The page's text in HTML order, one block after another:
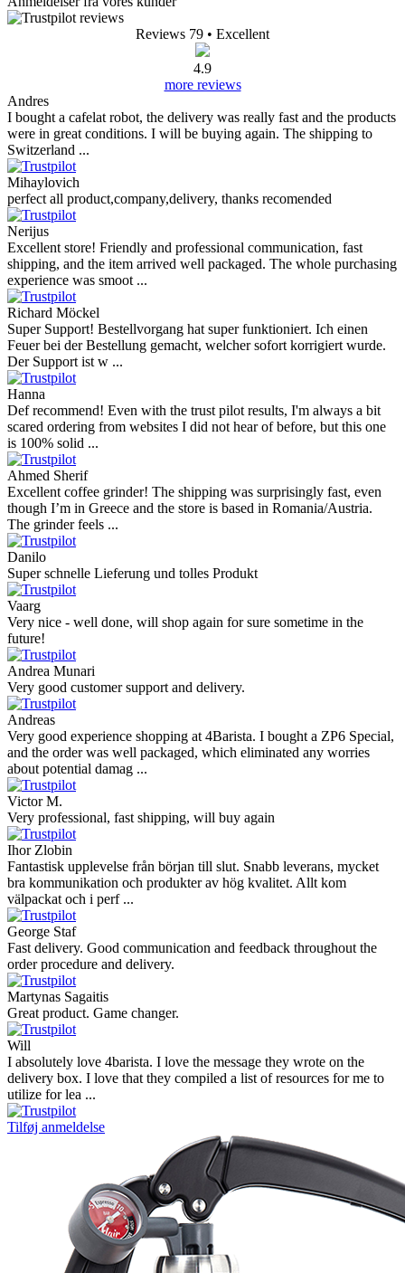
Reviews 79 • Excellent
4.9
more reviews
Andres
I bought a cafelat robot, the delivery was really fast and the products
were in great conditions. I will be buying again. The shipping to
Switzerland ...
Mihaylovich
perfect all product,company,delivery, thanks recomended
Nerijus
Excellent store! Friendly and professional communication, fast
shipping, and the item arrived well packaged. The whole purchasing
experience was smoot ...
Richard Möckel
Super Support! Bestellvorgang hat super funktioniert. Ich einen
Feuer bei der Bestellung gemacht, welcher sofort korrigiert wurde.
Der Support ist w ...
Hanna
Def recommend! Even with the trust pilot results, I'm always a bit
scared ordering from websites I did not hear of before, but this one
is 100% solid ...
Ahmed Sherif
Excellent coffee grinder! The shipping was surprisingly fast, even
though I’m in Greece and the store is based in Romania/Austria.
The grinder feels ...
Danilo
Super schnelle Lieferung und tolles Produkt
Vaarg
Very nice - well done, will shop again for sure sometime in the
future!
Andrea Munari
Very good customer support and delivery.
Andreas
Very good experience shopping at 4Barista. I bought a ZP6 Special,
and the order was well packaged, which eliminated any worries
about potential damag ...
Victor M.
Very professional, fast shipping, will buy again
Ihor Zlobin
Fantastisk upplevelse från början till slut. Snabb leverans, mycket
bra kommunikation och produkter av hög kvalitet. Allt kom
välpackat och i perf ...
George Staf
Fast delivery. Good communication and feedback throughout the
order procedure and delivery.
Martynas Sagaitis
Great product. Game changer.
Will
I absolutely love 4barista. I love the message they wrote on the
delivery box. I love that they compiled a list of resources for me to
utilize for lea ...
Tilføj anmeldelse